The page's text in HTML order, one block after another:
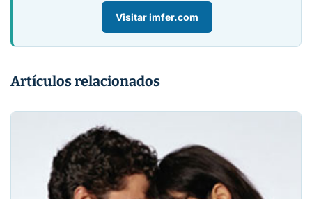
Visitar imfer.com
Artículos relacionados